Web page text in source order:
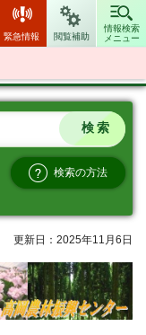
緊急情報 閲覧補助
情報検索
メニュー
検索の方法
更新日：2025年11月6日